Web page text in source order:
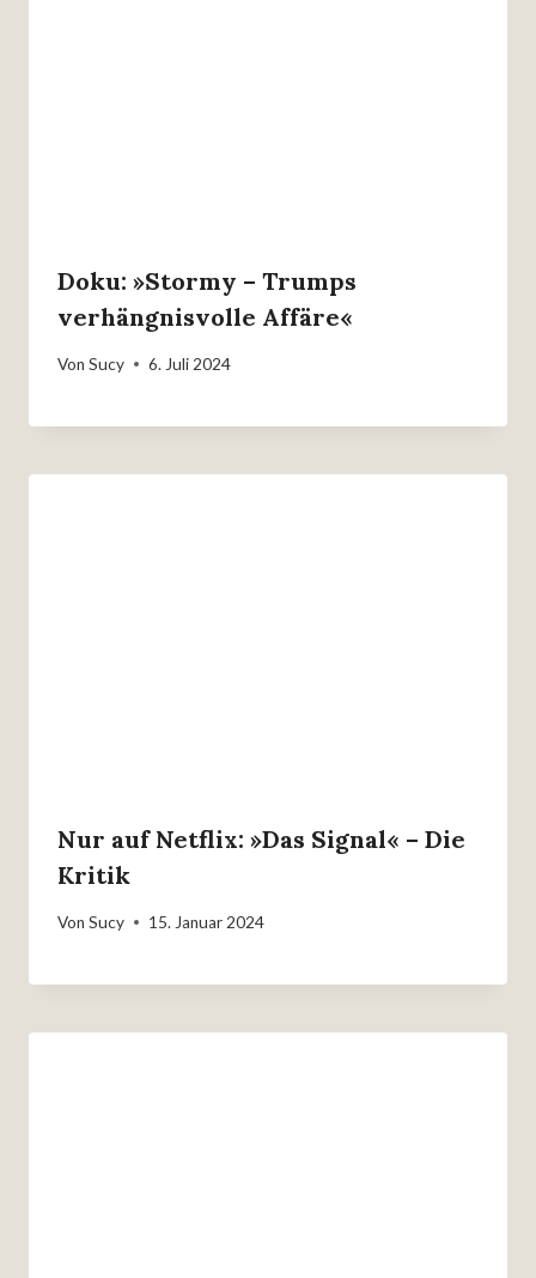
Doku: »Stormy – Trumps
verhängnisvolle Affäre«
Von Sucy 6. Juli 2024
Nur auf Netflix: »Das Signal« – Die
Kritik
Von Sucy 15. Januar 2024